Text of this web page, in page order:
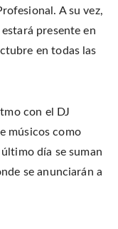
A su vez,
presente en
en todas las
con el DJ
músicos como
día se suman
se anunciarán a